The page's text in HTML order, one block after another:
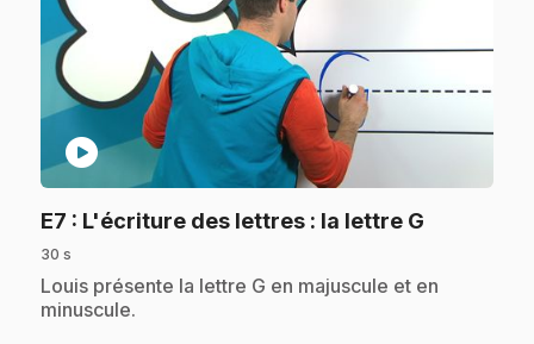
play_circle
E7 : L'écriture des lettres : la lettre G
30 s
.Louis présente la lettre G en majuscule et en
minuscule.